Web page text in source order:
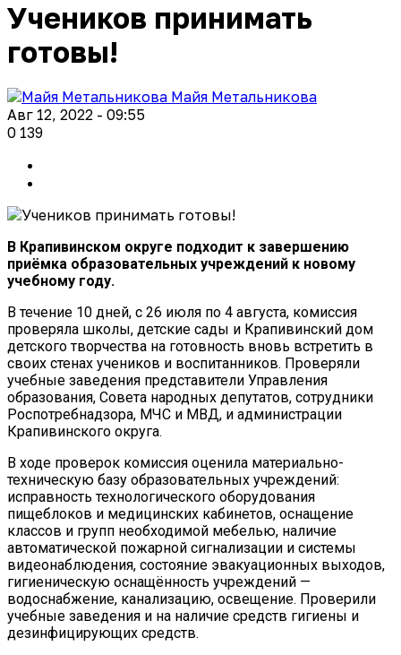
Учеников принимать
готовы!
Майя Метальникова
Авг 12, 2022 - 09:55
0 139
В Крапивинском округе подходит к завершению
приёмка образовательных учреждений к новому
учебному году.
В течение 10 дней, с 26 июля по 4 августа, комиссия
проверяла школы, детские сады и Крапивинский дом
детского творчества на готовность вновь встретить в
своих стенах учеников и воспитанников. Проверяли
учебные заведения представители Управления
образования, Совета народных депутатов, сотрудники
Роспотребнадзора, МЧС и МВД, и администрации
Крапивинского округа.
В ходе проверок комиссия оценила материально-
техническую базу образовательных учреждений:
исправность технологического оборудования
пищеблоков и медицинских кабинетов, оснащение
классов и групп необходимой мебелью, наличие
автоматической пожарной сигнализации и системы
видеонаблюдения, состояние эвакуационных выходов,
гигиеническую оснащённость учреждений —
водоснабжение, канализацию, освещение. Проверили
учебные заведения и на наличие средств гигиены и
дезинфицирующих средств.